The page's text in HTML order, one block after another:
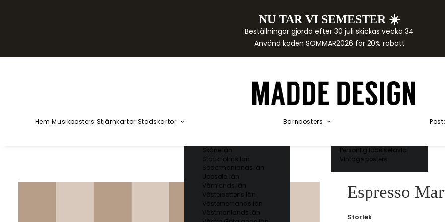
NU TAR VI SEMESTER ☀️
Beställningar gjorda efter 30 juli skickas vecka 34
Använd koden SOMMAR2026 för 20% rabatt
Hem Musikposters Stjärnkartor Stadskartor
Skåne län
Stockholms län
Södermanlands län
Uppsala län
Vämlands län
Västerbottens län
Västernorrlands län
Västmanlands län
Barnposters
Akvarellposters
Personlig födelsetavla
Vintage posters
Espresso
Storlek